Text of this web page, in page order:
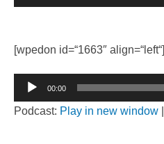
Player
[wpedon id=“1663″ align=“left“]
Audio-
Player
00:00
Podcast: Play in new window